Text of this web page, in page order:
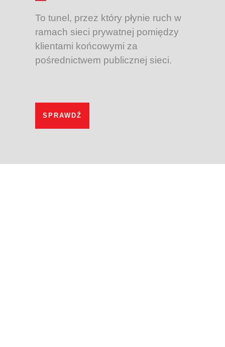
To tunel, przez który płynie ruch w
ramach sieci prywatnej pomiędzy
klientami końcowymi za
pośrednictwem publicznej sieci.
SPRAWDŹ